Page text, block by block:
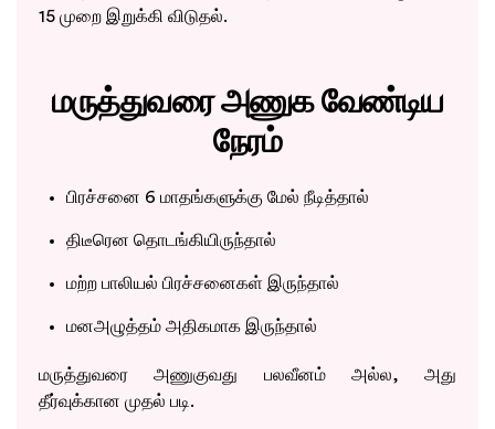
15 முறை இறுக்கி விடுதல்.
மருத்துவரை அணுக வேண்டிய
நேரம்
பிரச்சனை 6 மாதங்களுக்கு மேல் நீடித்தால்
திடீரென தொடங்கியிருந்தால்
மற்ற பாலியல் பிரச்சனைகள் இருந்தால்
மனஅழுத்தம் அதிகமாக இருந்தால்
மருத்துவரை அணுகுவது பலவீனம் அல்ல, அது
தீர்வுக்கான முதல் படி.